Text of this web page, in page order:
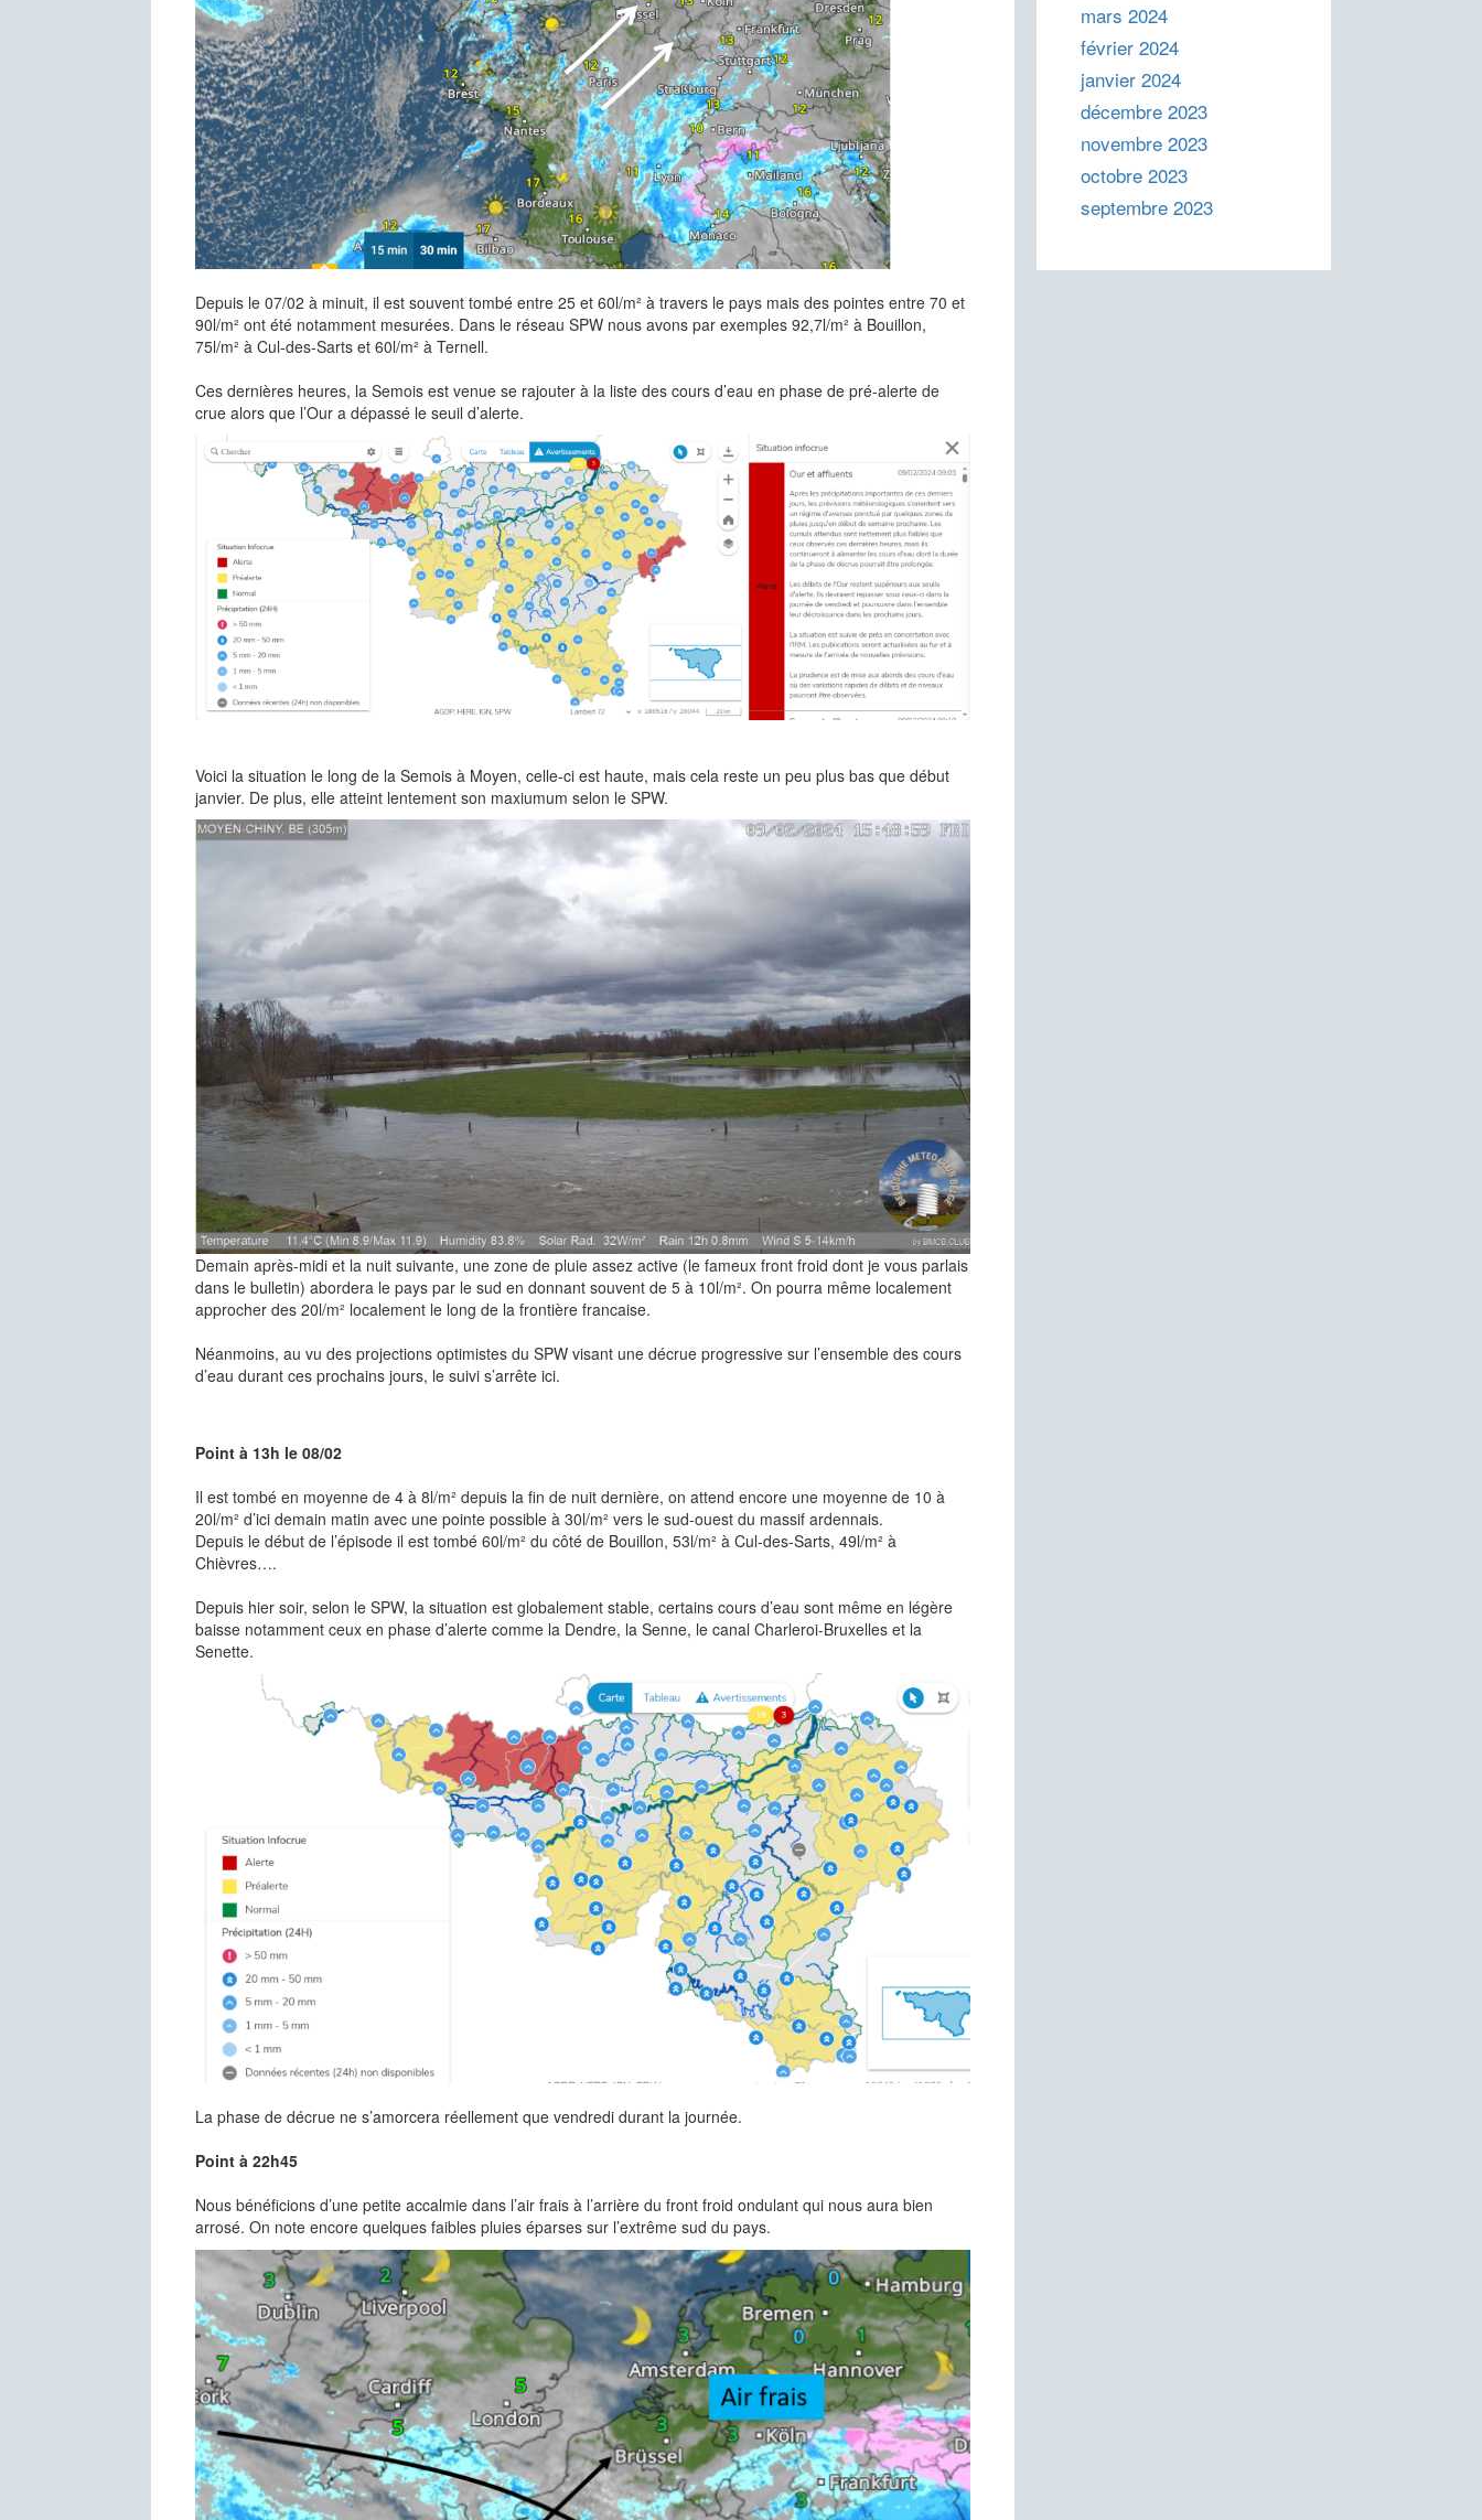
Depuis le 07/02 à minuit, il est souvent tombé entre 25 et 60l/m² à travers le pays mais des pointes entre 70 et
90l/m² ont été notamment mesurées. Dans le réseau SPW nous avons par exemples 92,7l/m² à Bouillon,
75l/m² à Cul-des-Sarts et 60l/m² à Ternell.
Ces dernières heures, la Semois est venue se rajouter à la liste des cours d’eau en phase de pré-alerte de
crue alors que l’Our a dépassé le seuil d’alerte.
Voici la situation le long de la Semois à Moyen, celle-ci est haute, mais cela reste un peu plus bas que début
janvier. De plus, elle atteint lentement son maxiumum selon le SPW.
Demain après-midi et la nuit suivante, une zone de pluie assez active (le fameux front froid dont je vous parlais
dans le bulletin) abordera le pays par le sud en donnant souvent de 5 à 10l/m². On pourra même localement
approcher des 20l/m² localement le long de la frontière francaise.
Néanmoins, au vu des projections optimistes du SPW visant une décrue progressive sur l’ensemble des cours
d’eau durant ces prochains jours, le suivi s’arrête ici.
Point à 13h le 08/02
Il est tombé en moyenne de 4 à 8l/m² depuis la fin de nuit dernière, on attend encore une moyenne de 10 à
20l/m² d’ici demain matin avec une pointe possible à 30l/m² vers le sud-ouest du massif ardennais.
Depuis le début de l’épisode il est tombé 60l/m² du côté de Bouillon, 53l/m² à Cul-des-Sarts, 49l/m² à
Chièvres….
Depuis hier soir, selon le SPW, la situation est globalement stable, certains cours d’eau sont même en légère
baisse notamment ceux en phase d’alerte comme la Dendre, la Senne, le canal Charleroi-Bruxelles et la
Senette.
La phase de décrue ne s’amorcera réellement que vendredi durant la journée.
Point à 22h45
Nous bénéficions d’une petite accalmie dans l’air frais à l’arrière du front froid ondulant qui nous aura bien
arrosé. On note encore quelques faibles pluies éparses sur l’extrême sud du pays.
mars 2024
février 2024
janvier 2024
décembre 2023
novembre 2023
octobre 2023
septembre 2023